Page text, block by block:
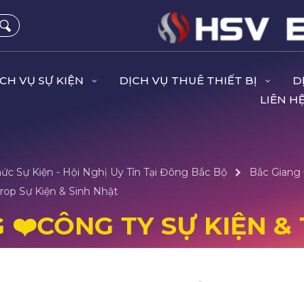
VỤ SỰ KIỆN DỊCH VỤ THUÊ THIẾT BỊ
LIÊN
Sự Kiện - Hội Nghị Uy Tín Tại Đông Bắc Bộ Bắc
Sự Kiện & Sinh Nhật
❤️️CÔNG TY SỰ KIỆN